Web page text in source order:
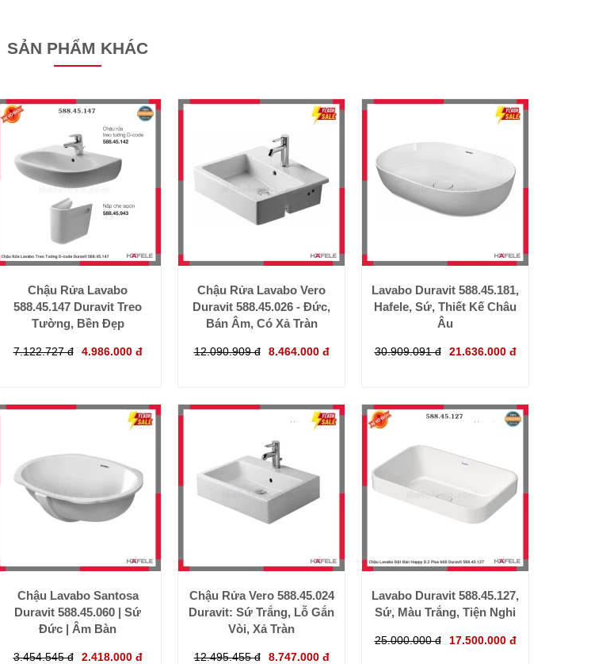
SẢN PHẨM KHÁC
Chậu Rửa Lavabo
588.45.147 Duravit Treo
Tường, Bền Đẹp
7.122.727 đ 4.986.000 đ
Chậu Rửa Lavabo Vero
Duravit 588.45.026 - Đức,
Bán Âm, Có Xả Tràn
12.090.909 đ 8.464.000 đ
Lavabo Duravit 588.45.181,
Hafele, Sứ, Thiết Kế Châu
Âu
30.909.091 đ 21.636.000 đ
Chậu Lavabo Santosa
Duravit 588.45.060 | Sứ
Đức | Âm Bàn
3.454.545 đ 2.418.000 đ
Chậu Rửa Vero 588.45.024
Duravit: Sứ Trắng, Lỗ Gắn
Vòi, Xả Tràn
12.495.455 đ 8.747.000 đ
Lavabo Duravit 588.45.127,
Sứ, Màu Trắng, Tiện Nghi
25.000.000 đ 17.500.000 đ